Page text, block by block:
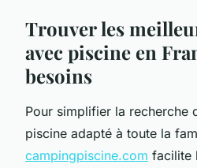
Trouver les
avec piscine en
besoins
Pour simplifier la recherche
piscine adapté à toute la
campingpiscine.com facilite